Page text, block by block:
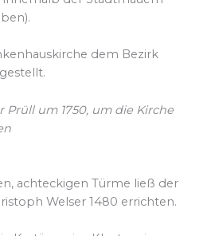
dem Bezirk
Prüll um 1750, um die Kirche
achteckigen Türme ließ der
Welser 1480 errichten.